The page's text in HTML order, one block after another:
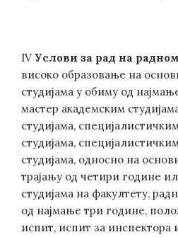
IV Услови за рад на
високо образовање на
студијама у обиму од
мастер академским
студијама,
студијама,
студијама, односно на
трајању од четири године
студијама на факултету,
од најмање три године,
испит, испит за инспектора